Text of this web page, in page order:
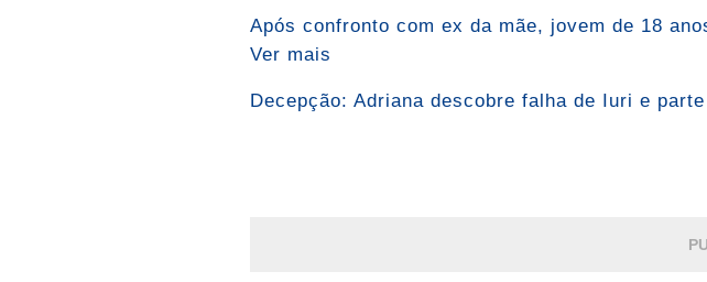
Após confronto com ex da mãe, jovem de 18
Ver mais
Decepção: Adriana descobre falha de Iuri e